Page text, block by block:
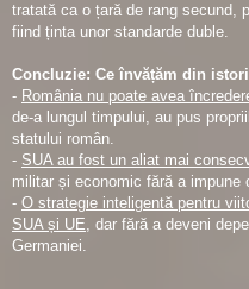
tratată ca o țară de rang secund,
fiind ținta unor standarde duble.
Concluzie: Ce învățăm din
- România nu poate avea
de-a lungul timpului, au pus
statului român.
- SUA au fost un aliat mai
militar și economic fără a
- O strategie inteligentă pentru
SUA și UE, dar fără a deveni
Germaniei.